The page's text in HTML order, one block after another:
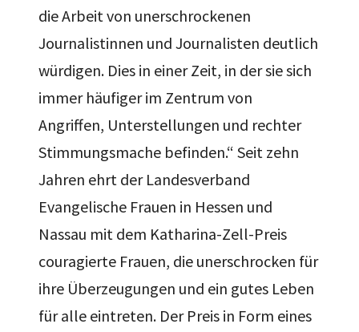
die Arbeit von unerschrockenen
Journalistinnen und Journalisten deutlich
würdigen. Dies in einer Zeit, in der sie sich
immer häufiger im Zentrum von
Angriffen, Unterstellungen und rechter
Stimmungsmache befinden.“ Seit zehn
Jahren ehrt der Landesverband
Evangelische Frauen in Hessen und
Nassau mit dem Katharina-Zell-Preis
couragierte Frauen, die unerschrocken für
ihre Überzeugungen und ein gutes Leben
für alle eintreten. Der Preis in Form eines